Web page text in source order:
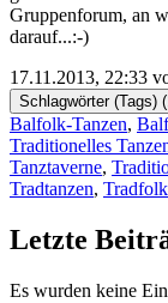
Gruppenforum, an
darauf...:-)
17.11.2013, 22:33
Schlagwörter (Tags) (
Balfolk-Tanzen,
Traditionelles
Tanztaverne,
Tradtanzen,
Letzte
Es wurden keine